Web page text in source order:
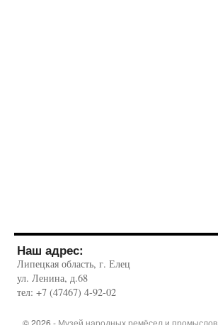
Наш адрес:
Липецкая область, г. Елец
ул. Ленина, д.68
тел: +7 (47467) 4-92-02
© 2026 - Музей народных ремёсел и промыслов